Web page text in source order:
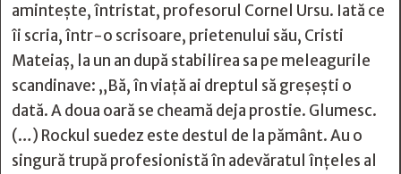
aminteşte, întristat, profesorul Cornel Ursu. Iată ce
îi scria, într-o scrisoare, prietenului său, Cristi
Mateiaş, la un an după stabilirea sa pe meleagurile
scandinave: „Bă, în viață ai dreptul să greșești o
dată. A doua oară se cheamă deja prostie. Glumesc.
(…) Rockul suedez este destul de la pământ. Au o
singură trupă profesionistă în adevăratul înțeles al